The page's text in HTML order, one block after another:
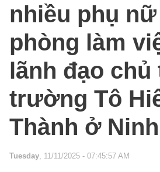
nhiều phụ
phòng làm
lãnh đạo chủ
trường Tô
Thành ở
Tuesday, 11/11/2025 - 07:45:57 AM